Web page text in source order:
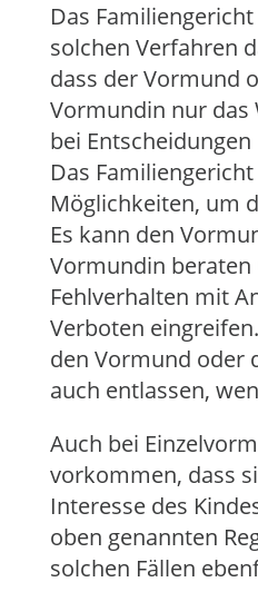
Das
solchen Verfahren
dass der Vormund
Vormundin nur das
bei
Das
Möglichkeiten, um
Es kann den
Vormundin beraten
Fehlverhalten mit
Verboten
den Vormund oder
auch entlassen,
Auch bei
vorkommen, dass
Interesse des
oben genannten
solchen Fällen